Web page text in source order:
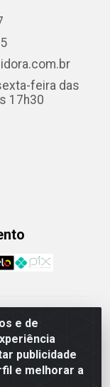
e de
publicidade
e melhorar a
feira das
17h30
Luiz W
Arroio Duro,
- CNPJ